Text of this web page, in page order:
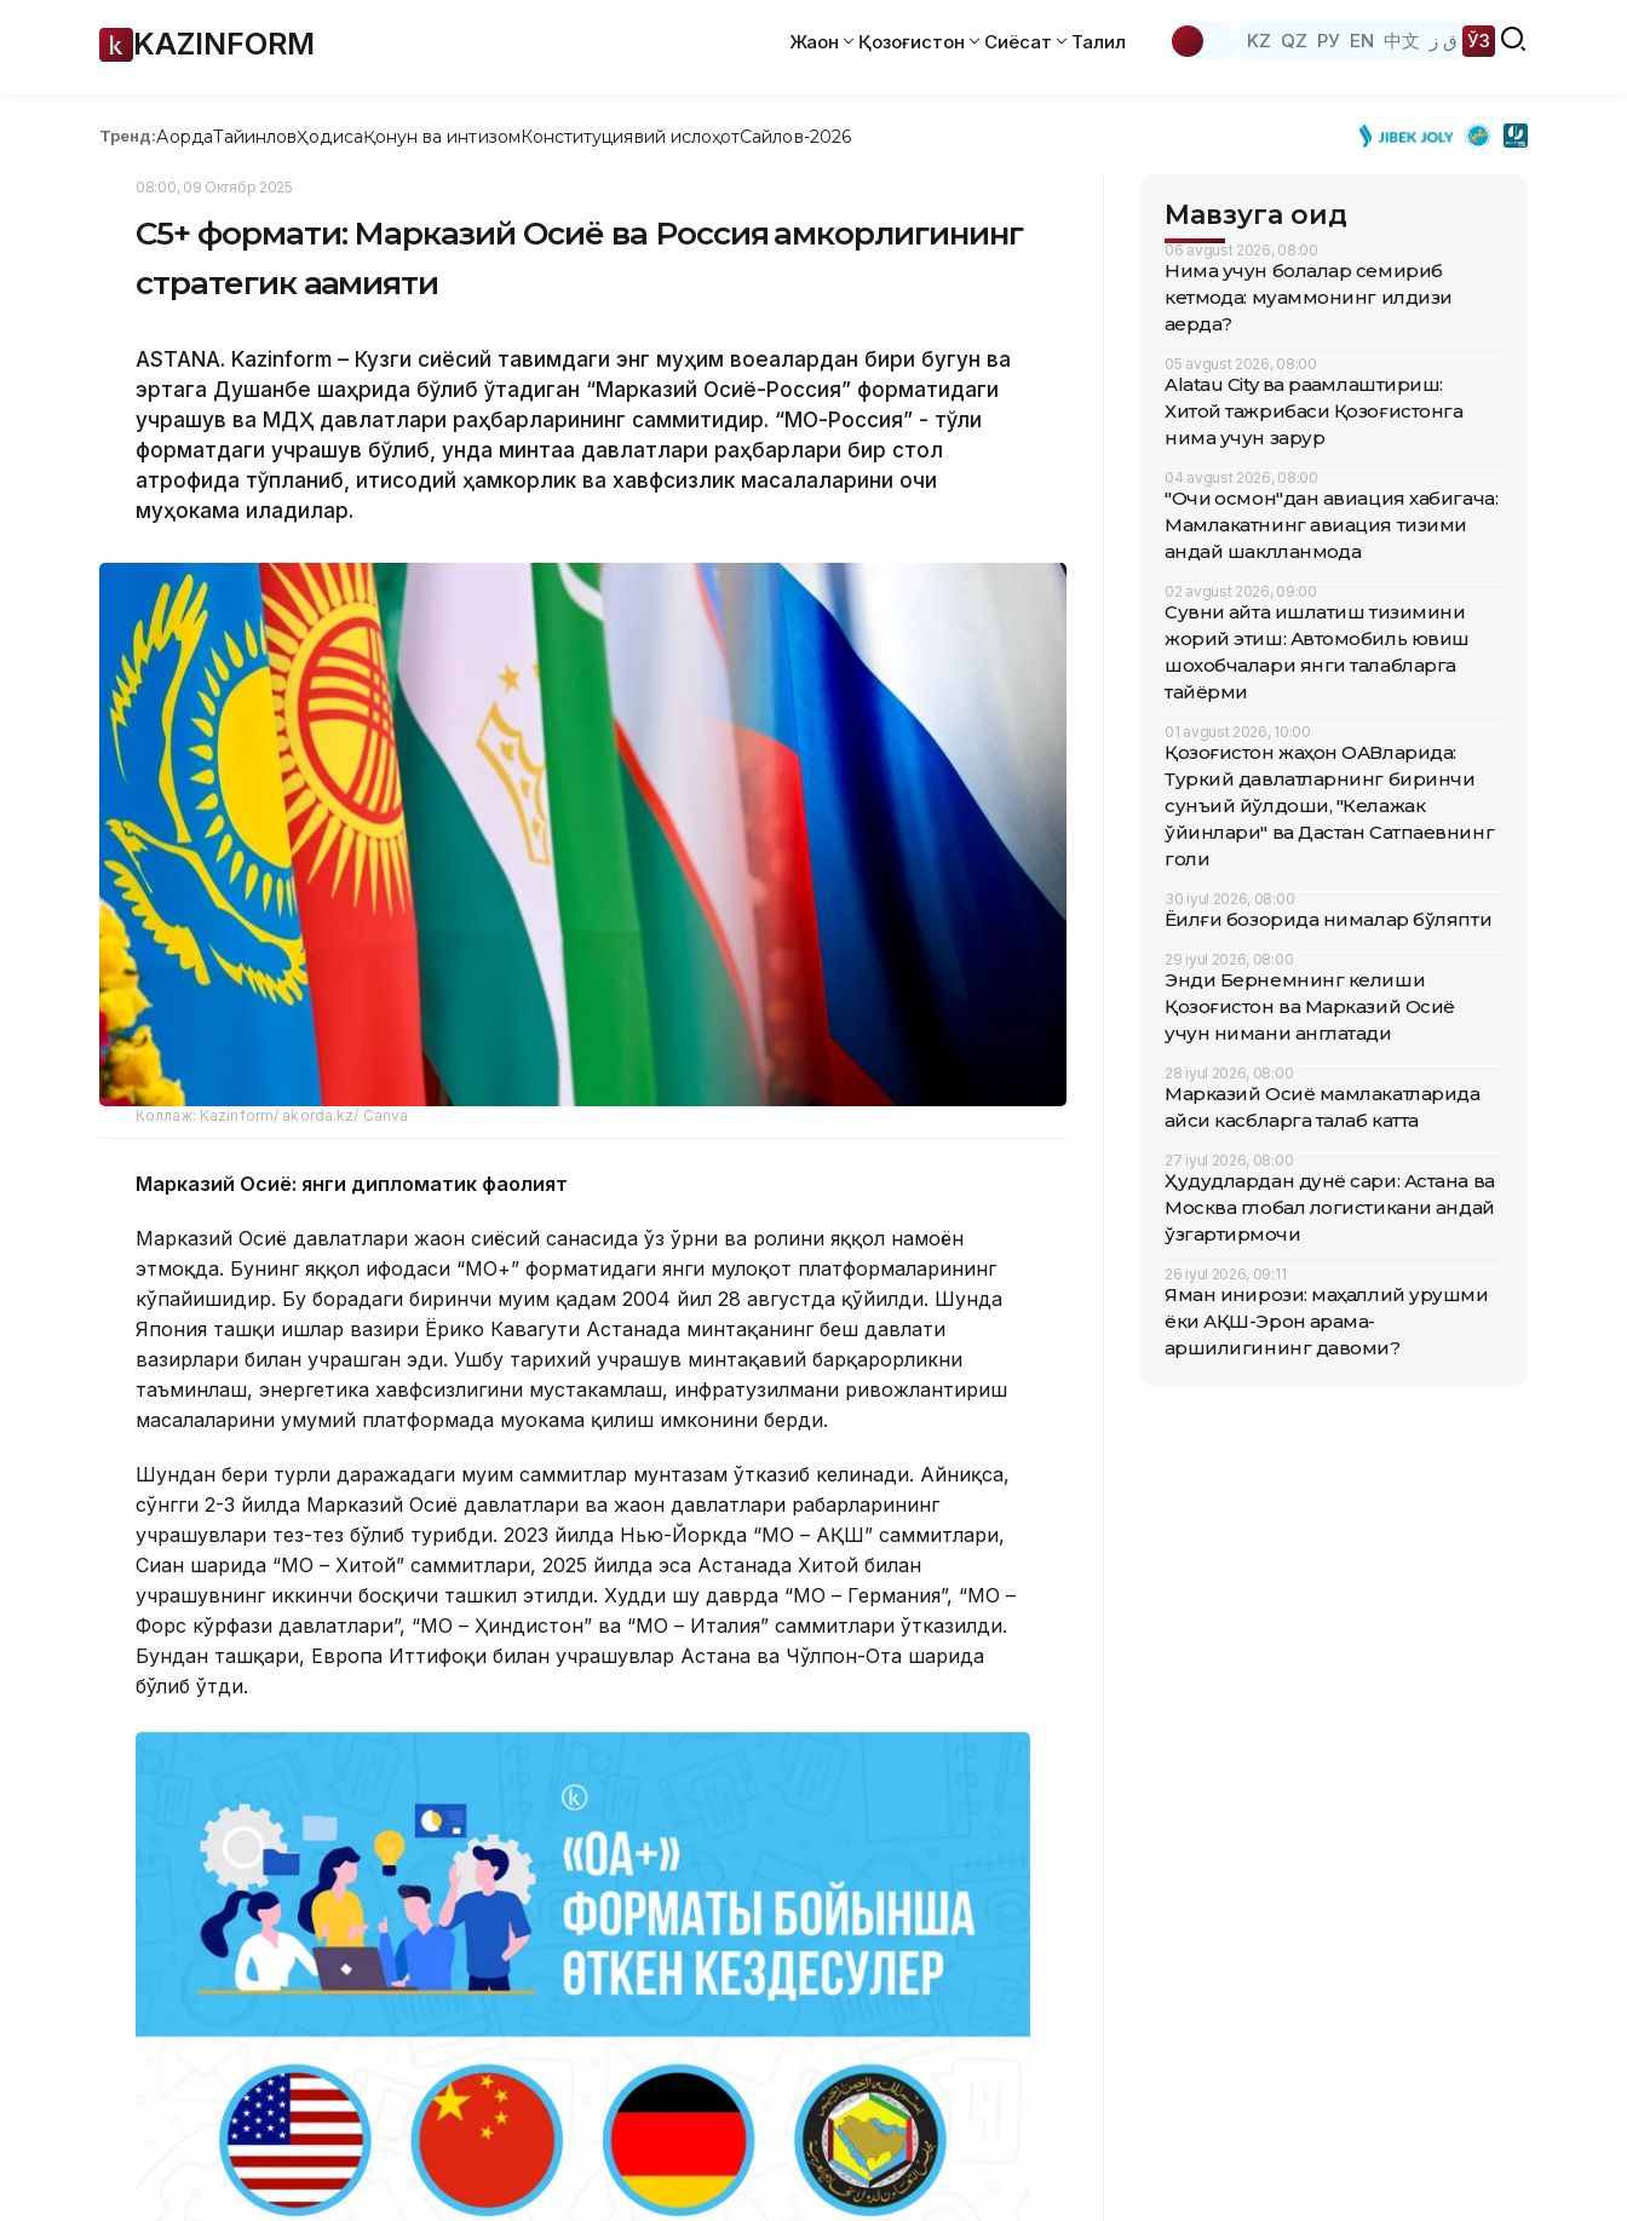
KAZINFORM Жаҳон Қозоғистон Сиёсат Таҳлил KZ QZ РУ EN 中文 ق ز ЎЗ
Тренд:АқордаТайинловҲодисаҚонун ва интизомКонституциявий ислоҳотСайлов-2026
08:00, 09 Октябр 2025
C5+ формати: Марказий Осиё ва Россия ҳамкорлигининг
стратегик аҳамияти
ASTANA. Kazinform – Кузги сиёсий тақвимдаги энг муҳим воқеалардан бири бугун ва
эртага Душанбе шаҳрида бўлиб ўтадиган “Марказий Осиё-Россия” форматидаги
учрашув ва МДҲ давлатлари раҳбарларининг саммитидир. “МО-Россия” - тўлиқ
форматдаги учрашув бўлиб, унда минтақа давлатлари раҳбарлари бир стол
атрофида тўпланиб, иқтисодий ҳамкорлик ва хавфсизлик масалаларини очиқ
муҳокама қиладилар.
Коллаж: Kazinform/ akorda.kz/ Canva
Марказий Осиё: янги дипломатик фаолият
Марказий Осиё давлатлари жаҳон сиёсий саҳнасида ўз ўрни ва ролини яққол намоён
этмоқда. Бунинг яққол ифодаси “МО+” форматидаги янги мулоқот платформаларининг
кўпайишидир. Бу борадаги биринчи муҳим қадам 2004 йил 28 августда қўйилди. Шунда
Япония ташқи ишлар вазири Ёрико Кавагути Астанада минтақанинг беш давлати
вазирлари билан учрашган эди. Ушбу тарихий учрашув минтақавий барқарорликни
таъминлаш, энергетика хавфсизлигини мустаҳкамлаш, инфратузилмани ривожлантириш
масалаларини умумий платформада муҳокама қилиш имконини берди.
Шундан бери турли даражадаги муҳим саммитлар мунтазам ўтказиб келинади. Айниқса,
сўнгги 2-3 йилда Марказий Осиё давлатлари ва жаҳон давлатлари раҳбарларининг
учрашувлари тез-тез бўлиб турибди. 2023 йилда Нью-Йоркда “МО – АҚШ” саммитлари,
Сиан шаҳрида “МО – Хитой” саммитлари, 2025 йилда эса Астанада Хитой билан
учрашувнинг иккинчи босқичи ташкил этилди. Худди шу даврда “МО – Германия”, “МО –
Форс кўрфази давлатлари”, “МО – Ҳиндистон” ва “МО – Италия” саммитлари ўтказилди.
Бундан ташқари, Европа Иттифоқи билан учрашувлар Астана ва Чўлпон-Ота шаҳрида
бўлиб ўтди.
Мавзуга оид
06 avgust 2026, 08:00
Нима учун болалар семириб
кетмоқда: муаммонинг илдизи
қаерда?
05 avgust 2026, 08:00
Alatau City ва рақамлаштириш:
Хитой тажрибаси Қозоғистонга
нима учун зарур
04 avgust 2026, 08:00
"Очиқ осмон"дан авиация хабигача:
Мамлакатнинг авиация тизими
қандай шаклланмоқда
02 avgust 2026, 09:00
Сувни қайта ишлатиш тизимини
жорий этиш: Автомобиль ювиш
шохобчалари янги талабларга
тайёрми
01 avgust 2026, 10:00
Қозоғистон жаҳон ОАВларида:
Туркий давлатларнинг биринчи
сунъий йўлдоши, "Келажак
ўйинлари" ва Дастан Сатпаевнинг
голи
30 iyul 2026, 08:00
Ёқилғи бозорида нималар бўляпти
29 iyul 2026, 08:00
Энди Бернемнинг келиши
Қозоғистон ва Марказий Осиё
учун нимани англатади
28 iyul 2026, 08:00
Марказий Осиё мамлакатларида
қайси касбларга талаб катта
27 iyul 2026, 08:00
Ҳудудлардан дунё сари: Астана ва
Москва глобал логистикани қандай
ўзгартирмоқчи
26 iyul 2026, 09:11
Яман инқирози: маҳаллий урушми
ёки АҚШ-Эрон қарама-
қаршилигининг давоми?